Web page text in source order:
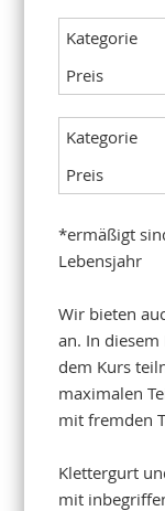
*ermäßigt
Lebensjahr
Wir bieten
an. In
dem Kurs
maximalen
mit fremden
Klettergurt
mit